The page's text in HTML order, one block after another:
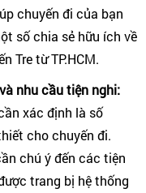
chuyến đi của bạn
số chia sẻ hữu ích về
Tre từ TP.HCM.
nhu cầu tiện nghi:
xác định là số
cho chuyến đi.
chú ý đến các tiện
trang bị hệ thống